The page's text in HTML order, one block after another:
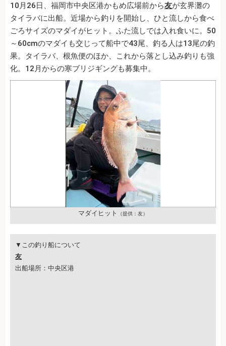
10月26日、福岡市中央区港かもめ広場前から友が玄界灘の
タイラバに出船。近場から釣りを開始し、ひと流しから食べ
ごろサイズのマダイがヒット。ふた流しでは入れ食いに。50
～60cmのマダイも交じって船中で43尾、釣る人は13尾の釣
果。タイラバ、根魚便のほか、これから落とし込み釣りも強
化。12月からの寒ブリジギングも募集中。
マダイヒット （提供：友）
▼この釣り船について
友
出船場所：中央区港